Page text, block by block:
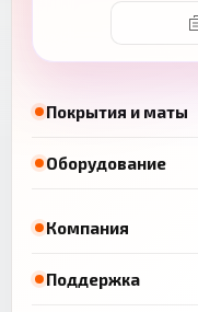
Покрытия и маты
Оборудование
Компания
Поддержка